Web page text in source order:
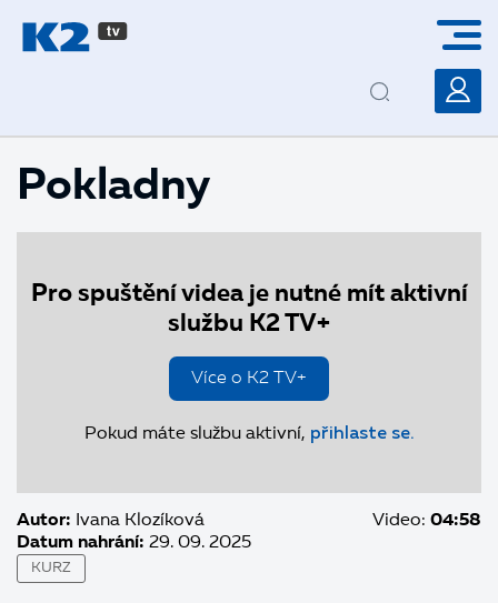
Pokladny
Pro spuštění videa je nutné mít aktivní
službu K2 TV+
Více o K2 TV+
Pokud máte službu aktivní, přihlaste se.
Autor: Ivana Klozíková
Datum nahrání: 29. 09. 2025
Video: 04:58
KURZ